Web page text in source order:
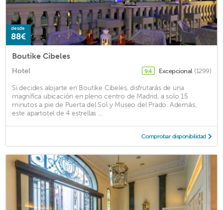
desde
88€
Boutike Cibeles
Hotel 9,4 Excepcional (1299)
Si decides alojarte en Boutike Cibeles, disfrutarás de una
magnífica ubicación en pleno centro de Madrid, a solo 15
minutos a pie de Puerta del Sol y Museo del Prado. Además,
este apartotel de 4 estrellas ...
Comprobar disponibilidad